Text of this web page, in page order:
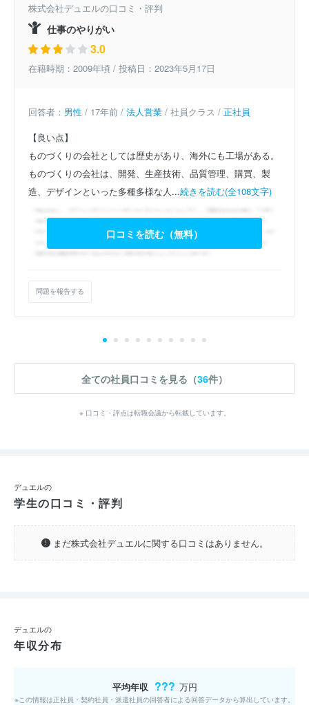
株式会社デュエルの口コミ・評判
仕事のやりがい
3.0
在籍時期：2009年頃 / 投稿日：2023年5月17日
回答者： 男性 / 17年前 / 法人営業 / 社員クラス / 正社員
【良い点】
ものづくりの会社としては歴史があり、海外にも工場がある。
ものづくりの会社は、開発、生産技術、品質管理、購買、製
造、デザインといった多種多様な人...続きを読む(全108文字)
口コミを読む（無料）
問題を報告する
全ての社員口コミを見る（36件）
※ 口コミ・評点は転職会議から転載しています。
デュエルの
学生の口コミ・評判
まだ株式会社デュエルに関する口コミはありません。
デュエルの
年収分布
平均年収 ??? 万円
※この情報は正社員・契約社員・派遣社員の回答者による回答データから算出しています。